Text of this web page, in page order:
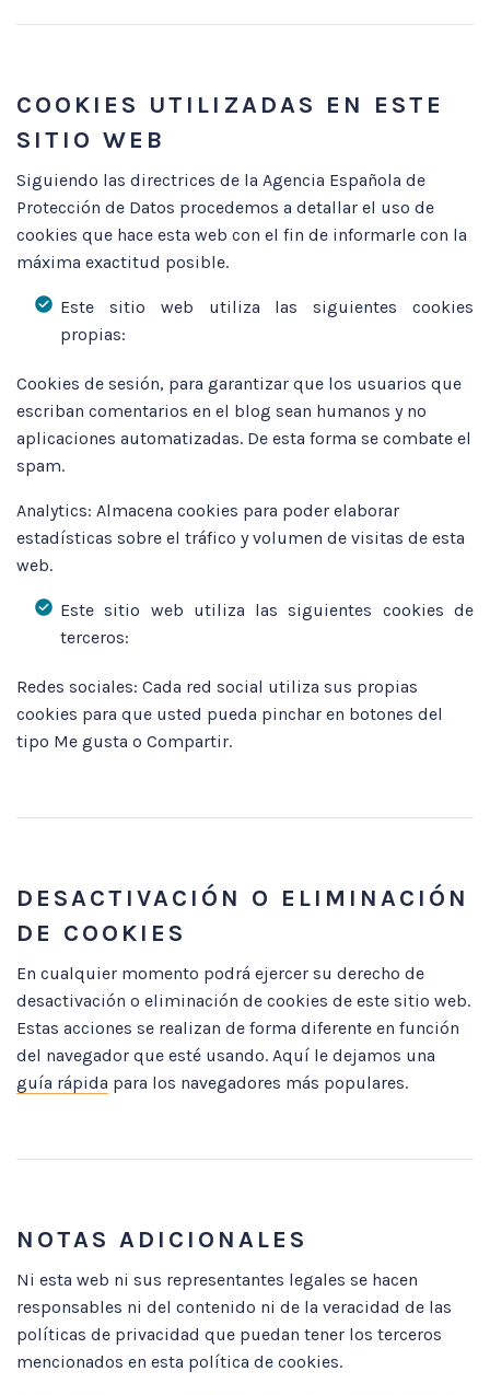
COOKIES UTILIZADAS EN ESTE
SITIO WEB
Siguiendo las directrices de la Agencia Española de
Protección de Datos procedemos a detallar el uso de
cookies que hace esta web con el fin de informarle con la
máxima exactitud posible.
Este sitio web utiliza las siguientes cookies
propias:
Cookies de sesión, para garantizar que los usuarios que
escriban comentarios en el blog sean humanos y no
aplicaciones automatizadas. De esta forma se combate el
spam.
Analytics: Almacena cookies para poder elaborar
estadísticas sobre el tráfico y volumen de visitas de esta
web.
Este sitio web utiliza las siguientes cookies de
terceros:
Redes sociales: Cada red social utiliza sus propias
cookies para que usted pueda pinchar en botones del
tipo Me gusta o Compartir.
DESACTIVACIÓN O ELIMINACIÓN
DE COOKIES
En cualquier momento podrá ejercer su derecho de
desactivación o eliminación de cookies de este sitio web.
Estas acciones se realizan de forma diferente en función
del navegador que esté usando. Aquí le dejamos una
guía rápida para los navegadores más populares.
NOTAS ADICIONALES
Ni esta web ni sus representantes legales se hacen
responsables ni del contenido ni de la veracidad de las
políticas de privacidad que puedan tener los terceros
mencionados en esta política de cookies.